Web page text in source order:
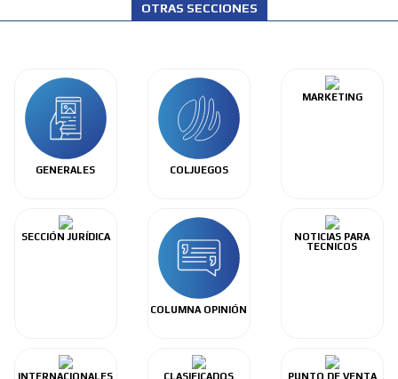
OTRAS SECCIONES
GENERALES COLJUEGOS
MARKETING
SECCIÓN JURÍDICA
COLUMNA OPINIÓN
NOTICIAS PARA
TECNICOS
INTERNACIONALES CLASIFICADOS
PUNTO DE VENTA